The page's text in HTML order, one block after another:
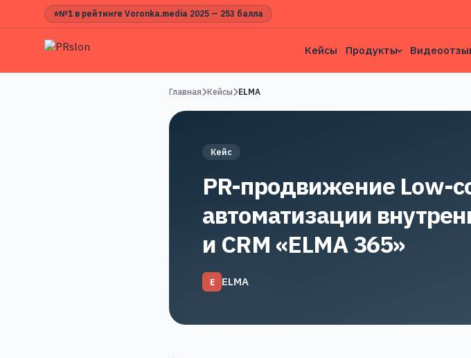
⭐№1 в рейтинге Voronka.media 2025 — 253 балла
Кейсы Продукты
Главная Кейсы ELMA
Кейс
PR-продвижение Low-
автоматизации
и CRM «ELMA 365»
E ELMA